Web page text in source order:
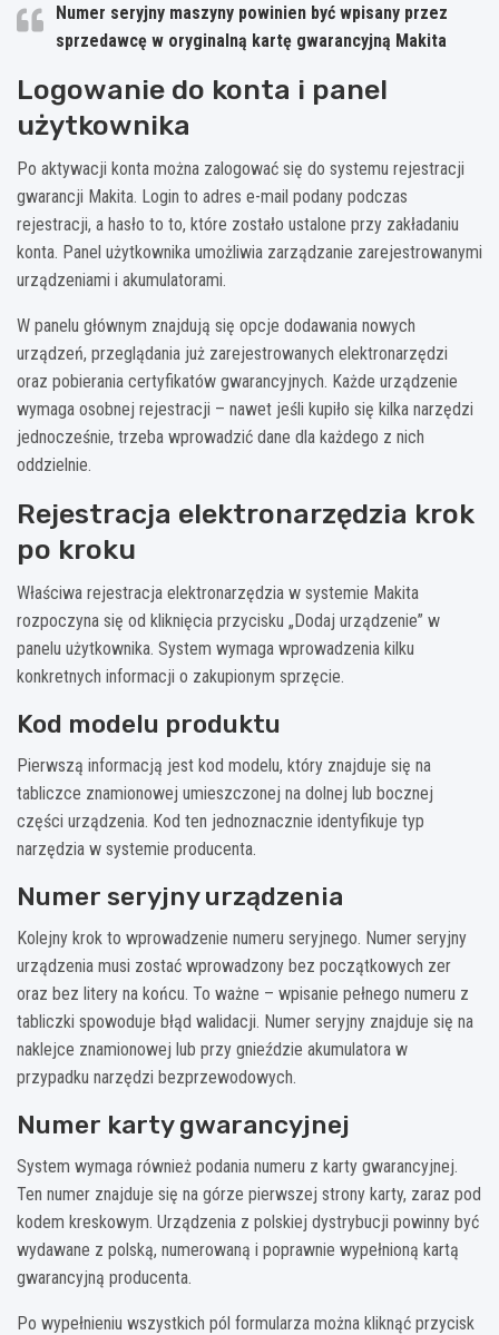
Numer seryjny maszyny powinien być wpisany przez
sprzedawcę w oryginalną kartę gwarancyjną Makita
Logowanie do konta i panel
użytkownika
Po aktywacji konta można zalogować się do systemu rejestracji
gwarancji Makita. Login to adres e-mail podany podczas
rejestracji, a hasło to to, które zostało ustalone przy zakładaniu
konta. Panel użytkownika umożliwia zarządzanie zarejestrowanymi
urządzeniami i akumulatorami.
W panelu głównym znajdują się opcje dodawania nowych
urządzeń, przeglądania już zarejestrowanych elektronarzędzi
oraz pobierania certyfikatów gwarancyjnych. Każde urządzenie
wymaga osobnej rejestracji – nawet jeśli kupiło się kilka narzędzi
jednocześnie, trzeba wprowadzić dane dla każdego z nich
oddzielnie.
Rejestracja elektronarzędzia krok
po kroku
Właściwa rejestracja elektronarzędzia w systemie Makita
rozpoczyna się od kliknięcia przycisku „Dodaj urządzenie” w
panelu użytkownika. System wymaga wprowadzenia kilku
konkretnych informacji o zakupionym sprzęcie.
Kod modelu produktu
Pierwszą informacją jest kod modelu, który znajduje się na
tabliczce znamionowej umieszczonej na dolnej lub bocznej
części urządzenia. Kod ten jednoznacznie identyfikuje typ
narzędzia w systemie producenta.
Numer seryjny urządzenia
Kolejny krok to wprowadzenie numeru seryjnego. Numer seryjny
urządzenia musi zostać wprowadzony bez początkowych zer
oraz bez litery na końcu. To ważne – wpisanie pełnego numeru z
tabliczki spowoduje błąd walidacji. Numer seryjny znajduje się na
naklejce znamionowej lub przy gnieździe akumulatora w
przypadku narzędzi bezprzewodowych.
Numer karty gwarancyjnej
System wymaga również podania numeru z karty gwarancyjnej.
Ten numer znajduje się na górze pierwszej strony karty, zaraz pod
kodem kreskowym. Urządzenia z polskiej dystrybucji powinny być
wydawane z polską, numerowaną i poprawnie wypełnioną kartą
gwarancyjną producenta.
Po wypełnieniu wszystkich pól formularza można kliknąć przycisk